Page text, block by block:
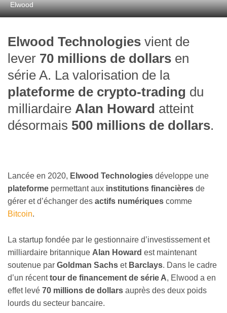
Elwood
Elwood Technologies vient de
lever 70 millions de dollars en
série A. La valorisation de la
plateforme de crypto-trading du
milliardaire Alan Howard atteint
désormais 500 millions de dollars.
Lancée en 2020, Elwood Technologies développe une
plateforme permettant aux institutions financières de
gérer et d’échanger des actifs numériques comme
Bitcoin.
La startup fondée par le gestionnaire d’investissement et
milliardaire britannique Alan Howard est maintenant
soutenue par Goldman Sachs et Barclays. Dans le cadre
d’un récenttour de financement de série A, Elwood a en
effet levé 70 millions de dollars auprès des deux poids
lourds du secteur bancaire.